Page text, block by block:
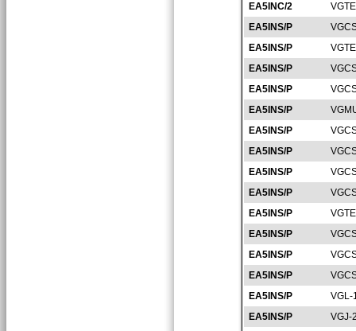
EA5INC/2
EA5INS/P
EA5INS/P
EA5INS/P
EA5INS/P
EA5INS/P
EA5INS/P
EA5INS/P
EA5INS/P
EA5INS/P
EA5INS/P
EA5INS/P
EA5INS/P
EA5INS/P
EA5INS/P
VGL-
EA5INS/P
VGJ-